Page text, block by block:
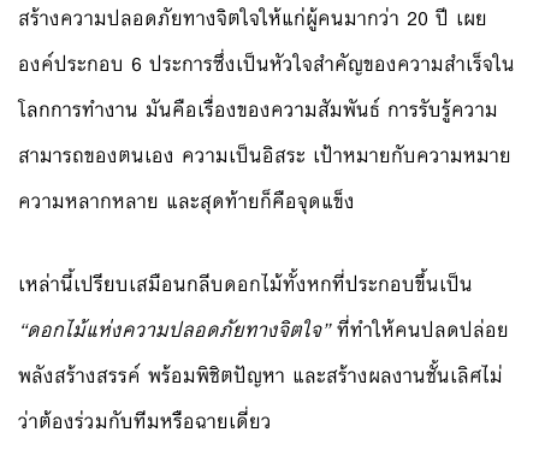
สร้างความปลอดภัยทางจิตใจให้แก่ผู้คนมากว่า 20 ปี เผย
องค์ประกอบ 6 ประการซึ่งเป็นหัวใจสำคัญของความสำเร็จใน
โลกการทำงาน มันคือเรื่องของความสัมพันธ์ การรับรู้ความ
สามารถของตนเอง ความเป็นอิสระ เป้าหมายกับความหมาย
ความหลากหลาย และสุดท้ายก็คือจุดแข็ง
เหล่านี้เปรียบเสมือนกลีบดอกไม้ทั้งหกที่ประกอบขึ้นเป็น
“ดอกไม้แห่งความปลอดภัยทางจิตใจ”ที่ทำให้คนปลดปล่อย
พลังสร้างสรรค์ พร้อมพิชิตปัญหา และสร้างผลงานชั้นเลิศไม่
ว่าต้องร่วมกับทีมหรือฉายเดี่ยว